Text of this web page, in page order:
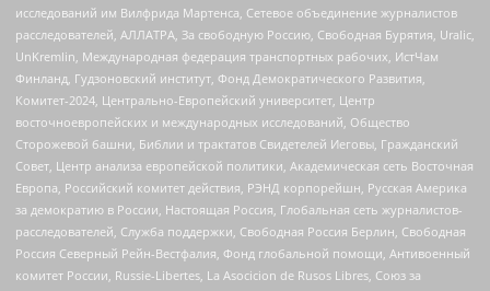
исследований им Вилфрида Мартенса, Сетевое объединение журналистов
расследователей, АЛЛАТРА, За свободную Россию, Свободная Бурятия, Uralic,
UnKremlin, Международная федерация транспортных рабочих, ИстЧам
Финланд, Гудзоновский институт, Фонд Демократического Развития,
Комитет-2024, Центрально-Европейский университет, Центр
восточноевропейских и международных исследований, Общество
Сторожевой башни, Библии и трактатов Свидетелей Иеговы, Гражданский
Совет, Центр анализа европейской политики, Академическая сеть Восточная
Европа, Российский комитет действия, РЭНД корпорейшн, Русская Америка
за демократию в России, Настоящая Россия, Глобальная сеть журналистов-
расследователей, Служба поддержки, Свободная Россия Берлин, Свободная
Россия Северный Рейн-Вестфалия, Фонд глобальной помощи, Антивоенный
комитет России, Russie-Libertes, La Asocicion de Rusos Libres, Союз за